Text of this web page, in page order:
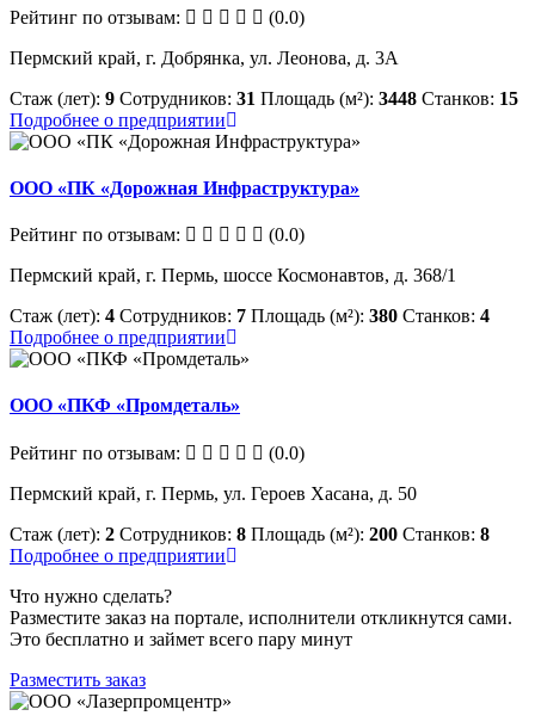
Рейтинг по отзывам:
(0.0)
Пермский край, г. Добрянка, ул. Леонова, д. 3А
Стаж (лет): 9 Сотрудников: 31 Площадь (м²): 3448 Станков: 15
Подробнее о предприятии
ООО «ПК «Дорожная Инфраструктура»
Рейтинг по отзывам:
(0.0)
Пермский край, г. Пермь, шоссе Космонавтов, д. 368/1
Стаж (лет): 4 Сотрудников: 7 Площадь (м²): 380 Станков: 4
Подробнее о предприятии
ООО «ПКФ «Промдеталь»
Рейтинг по отзывам:
(0.0)
Пермский край, г. Пермь, ул. Героев Хасана, д. 50
Стаж (лет): 2 Сотрудников: 8 Площадь (м²): 200 Станков: 8
Подробнее о предприятии
Что нужно сделать?
Разместите заказ на портале, исполнители откликнутся сами.
Это бесплатно и займет всего пару минут
Разместить заказ